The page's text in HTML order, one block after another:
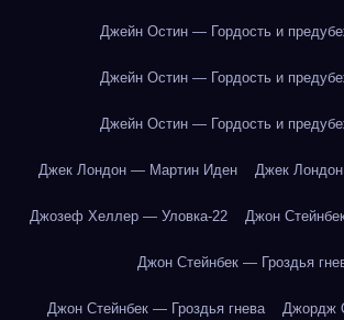
Джейн Остин — Гордость и
Джейн Остин — Гордость и
Джейн Остин — Гордость и
Джек Лондон — Мартин Иден Джек
Джозеф Хеллер — Уловка-22 Джон
Джон Стейнбек — Гроздья
Джон Стейнбек — Гроздья гнева Джордж